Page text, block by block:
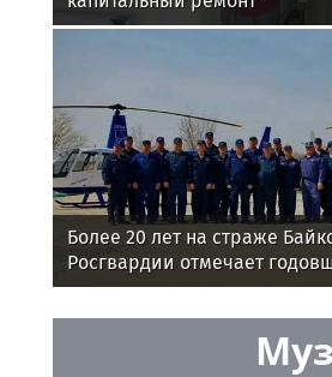
Более 20 лет на страже
Росгвардии отмечает